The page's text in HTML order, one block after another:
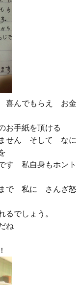
喜んでもらえ お金
お手紙を頂ける
せん そして なに
す 私自身もホント
で 私に さんざ怒
でしょう。
ね